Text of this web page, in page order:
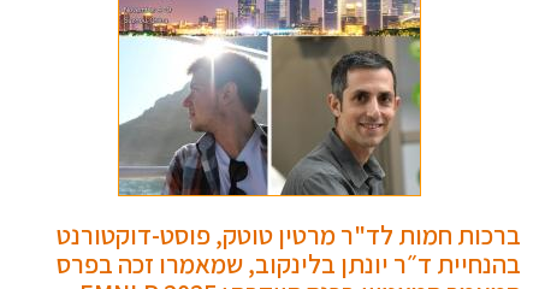
ברכות חמות לד"ר מרטין טוטק, פוסט-דוקטורנט
בהנחיית ד״ר יונתן בלינקוב, שמאמרו זכה בפרס